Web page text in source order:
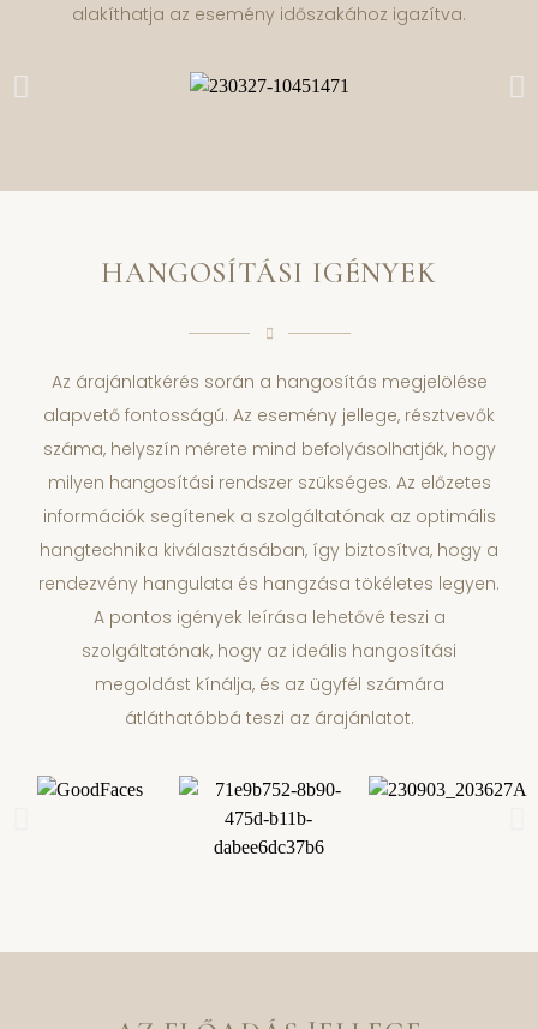
alakíthatja az esemény időszakához igazítva.
HANGOSÍTÁSI IGÉNYEK
Az árajánlatkérés során a hangosítás megjelölése
alapvető fontosságú. Az esemény jellege, résztvevők
száma, helyszín mérete mind befolyásolhatják, hogy
milyen hangosítási rendszer szükséges. Az előzetes
információk segítenek a szolgáltatónak az optimális
hangtechnika kiválasztásában, így biztosítva, hogy a
rendezvény hangulata és hangzása tökéletes legyen.
A pontos igények leírása lehetővé teszi a
szolgáltatónak, hogy az ideális hangosítási
megoldást kínálja, és az ügyfél számára
átláthatóbbá teszi az árajánlatot.